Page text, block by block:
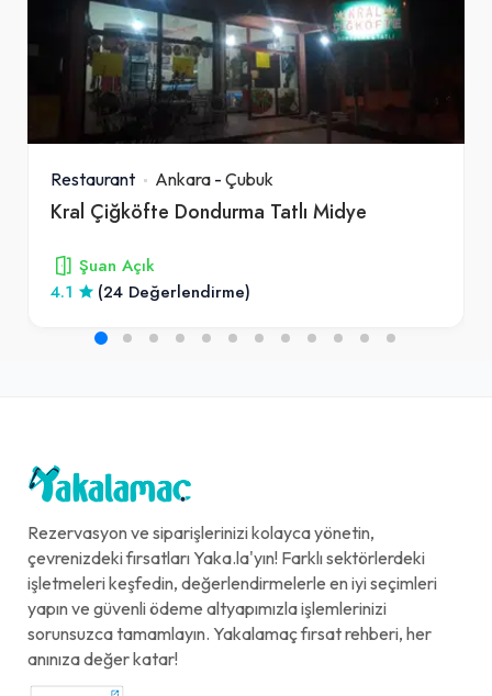
Restaurant Ankara - Çubuk
Kral Çiğköfte Dondurma Tatlı Midye
Şuan Açık
4.1
(24 Değerlendirme)
Rezervasyon ve siparişlerinizi kolayca yönetin,
çevrenizdeki fırsatları Yaka.la'yın! Farklı sektörlerdeki
işletmeleri keşfedin, değerlendirmelerle en iyi seçimleri
yapın ve güvenli ödeme altyapımızla işlemlerinizi
sorunsuzca tamamlayın. Yakalamaç fırsat rehberi, her
anınıza değer katar!